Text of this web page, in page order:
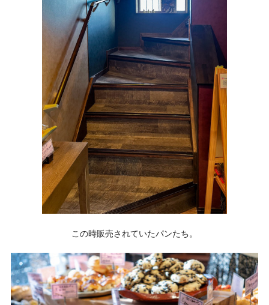
この時販売されていたパンたち。